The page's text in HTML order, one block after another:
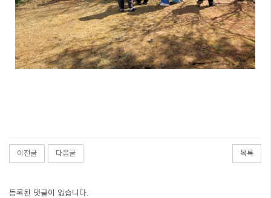
이전글 다음글 목록
등록된 댓글이 없습니다.